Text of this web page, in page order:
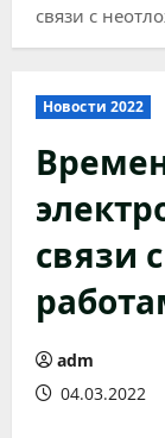
связи с
Новости 2022
связи
adm
04.03.2022